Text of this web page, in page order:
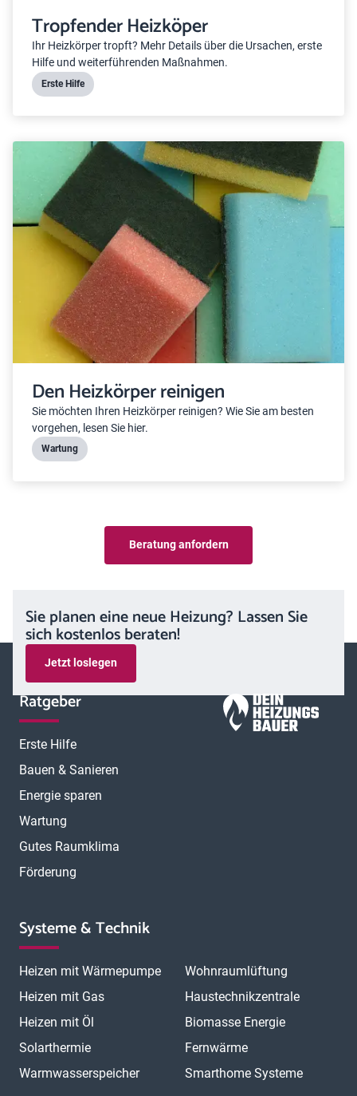
Tropfender Heizköper
Ihr Heizkörper tropft? Mehr Details über die Ursachen, erste
Hilfe und weiterführenden Maßnahmen.
Erste Hilfe
Den Heizkörper reinigen
Sie möchten Ihren Heizkörper reinigen? Wie Sie am besten
vorgehen, lesen Sie hier.
Wartung
Beratung anfordern
Sie planen eine neue Heizung? Lassen Sie
sich kostenlos beraten!
Jetzt loslegen
Ratgeber
Erste Hilfe
Bauen & Sanieren
Energie sparen
Wartung
Gutes Raumklima
Förderung
Systeme & Technik
Heizen mit Wärmepumpe
Heizen mit Gas
Heizen mit Öl
Solarthermie
Warmwasserspeicher
Wohnraumlüftung
Haustechnikzentrale
Biomasse Energie
Fernwärme
Smarthome Systeme